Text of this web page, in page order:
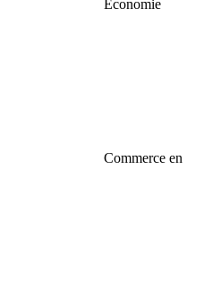
Économie
Commerce en